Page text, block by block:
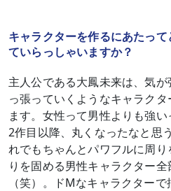
キャラクターを作るにあたっ
ていらっしゃいますか？
主人公である大鳳未来は、気
っ張っていくようなキャラク
ます。女性って男性よりも強い
2作目以降、丸くなったなと思
れでもちゃんとパワフルに周
りを固める男性キャラクター
（笑）。ドMなキャラクターで